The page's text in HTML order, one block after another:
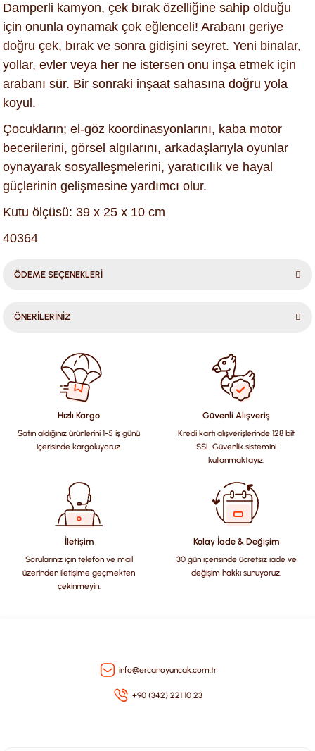
Damperli kamyon, çek bırak özelliğine sahip olduğu
için onunla oynamak çok eğlenceli! Arabanı geriye
doğru çek, bırak ve sonra gidişini seyret. Yeni binalar,
yollar, evler veya her ne istersen onu inşa etmek için
arabanı sür. Bir sonraki inşaat sahasına doğru yola
koyul.
Çocukların; el-göz koordinasyonlarını, kaba motor
becerilerini, görsel algılarını, arkadaşlarıyla oyunlar
oynayarak sosyalleşmelerini, yaratıcılık ve hayal
güçlerinin gelişmesine yardımcı olur.
Kutu ölçüsü: 39 x 25 x 10 cm
40364
ÖDEME SEÇENEKLERİ
ÖNERİLERİNİZ
konularda yetersiz gördüğünüz noktaları öneri formunu
kullanarak tarafımıza iletebilirsiniz.
Görüş ve önerileriniz için teşekkür ederiz.
Ürün resmi kalitesiz, bozuk veya görüntülenemiyor.
Ürün açıklamasında eksik bilgiler bulunuyor.
Ürün bilgilerinde hatalar bulunuyor.
Ürün fiyatı diğer sitelerden daha pahalı.
Bu ürüne benzer farklı alternatifler olmalı.
Hızlı Kargo
Satın aldığınız ürünlerini 1-5 iş günü
içerisinde kargoluyoruz.
Güvenli Alışveriş
Kredi kartı alışverişlerinde 128 bit
SSL Güvenlik sistemini
kullanmaktayız.
İletişim
Sorularınız için telefon ve mail
üzerinden iletişime geçmekten
çekinmeyin.
Kolay İade & Değişim
30 gün içerisinde ücretsiz iade ve
değişim hakkı sunuyoruz.
info@ercanoyuncak.com.tr
+90 (342) 221 10 23